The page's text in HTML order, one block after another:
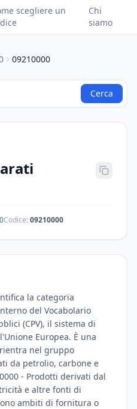
scegliere un
Chi
siamo
09210000
Cerca
Codice:09210000
la categoria
del Vocabolario
(CPV), il sistema di
Europea. È una
nel gruppo
da petrolio, carbone e
- Prodotti derivati dal
e altre fonti di
ambiti di fornitura o